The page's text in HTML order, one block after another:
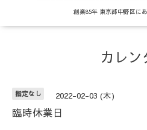
創業85年 東京都中野区に
カレン
指定なし 2022-02-03 (木)
臨時休業日